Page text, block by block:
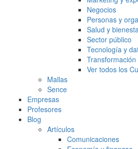
Negocios
Personas y
Salud y
Sector público
Tecnología y
Transformación
Ver todos los
Mallas
Sence
Empresas
Profesores
Blog
Artículos
Comunicaciones